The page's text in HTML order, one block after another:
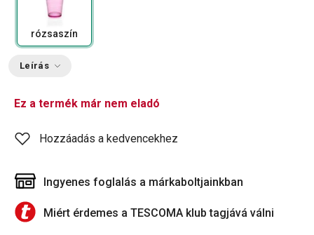
rózsaszín
Leírás
Ez a termék már nem eladó
Hozzáadás a kedvencekhez
Ingyenes foglalás a márkaboltjainkban
Miért érdemes a TESCOMA klub tagjává válni